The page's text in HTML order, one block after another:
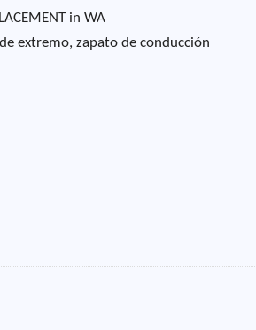
in WA
extremo, zapato de conducción